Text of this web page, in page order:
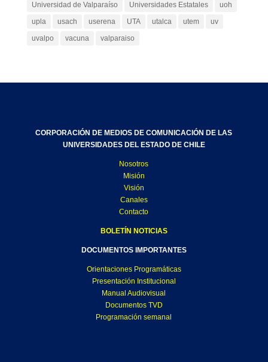
Universidad de Valparaíso
Universidades Estatales
uoh
upla
usach userena UTA utalca utem
uv
uvalpo
vacuna valparaiso
CORPORACIÓN DE MEDIOS DE COMUNICACIÓN DE LAS
UNIVERSIDADES DEL ESTADO DE CHILE
Nosotros
Misión
Visión
Canales
Contacto
BOLETÍN NOTICIAS
DOCUMENTOS IMPORTANTES
Orientaciones Programáticas
Presentación Institucional
Manual Audiovisual
Documentos TVD
Programación semanal